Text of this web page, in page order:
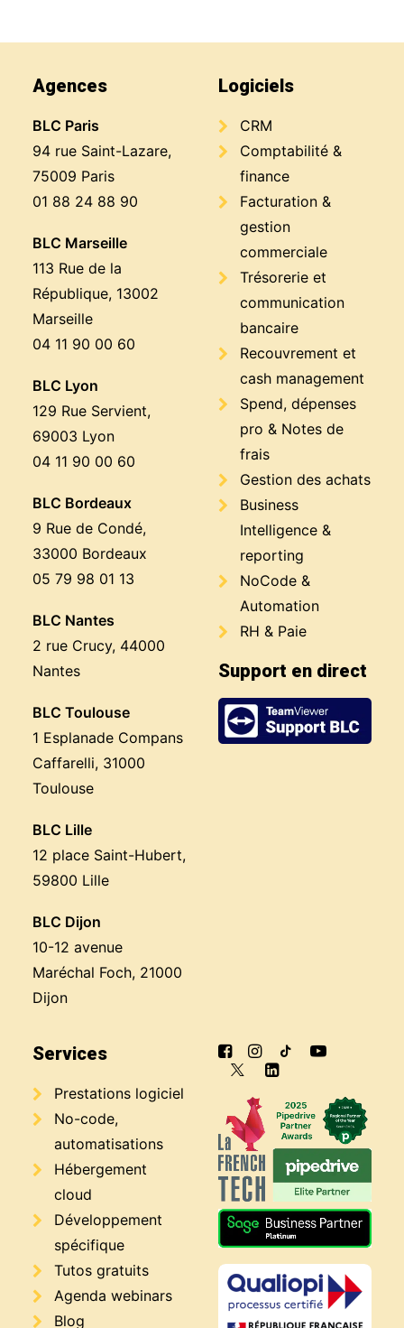
Agences
BLC Paris
94 rue Saint-Lazare,
75009 Paris
01 88 24 88 90
BLC Marseille
113 Rue de la
République, 13002
Marseille
04 11 90 00 60
BLC Lyon
129 Rue Servient,
69003 Lyon
04 11 90 00 60
BLC Bordeaux
9 Rue de Condé,
33000 Bordeaux
05 79 98 01 13
BLC Nantes
2 rue Crucy, 44000
Nantes
BLC Toulouse
1 Esplanade Compans
Caffarelli, 31000
Toulouse
BLC Lille
12 place Saint-Hubert,
59800 Lille
BLC Dijon
10-12 avenue
Maréchal Foch, 21000
Dijon
Logiciels
CRM
Comptabilité &
finance
Facturation &
gestion
commerciale
Trésorerie et
communication
bancaire
Recouvrement et
cash management
Spend, dépenses
pro & Notes de
frais
Gestion des achats
Business
Intelligence &
reporting
NoCode &
Automation
RH & Paie
Support en direct
Services
Prestations logiciel
No-code,
automatisations
Hébergement
cloud
Développement
spécifique
Tutos gratuits
Agenda webinars
Blog